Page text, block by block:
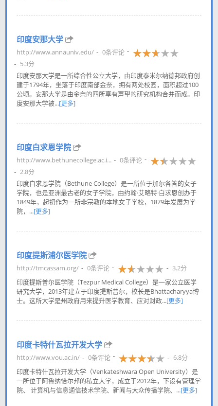
印度安那大学
http://www.annauniv.edu/
0条评论
5.3分
印度安那大学是一所综合性公立大学，由印度泰米尔纳德邦政府创
建于1794年，坐落于印度南部金奈，拥有两处校园，面积超过100
公顷。安那大学是由金奈的四所享有声望的研究机构合并而成。印
度安那大学被...[更多]
印度白求恩学院
http://www.bethunecollege.ac.i...
0条评论
2.8分
印度白求恩学院（Bethune College）是一所位于加尔各答的女子
学院，也是亚洲最古老的女子学院，由约翰·艾略特·白求恩创办于
1849年，起初作为一所非宗教的本地女子学校，1879年发展为学
院，...[更多]
印度提斯浦尔医学院
http://tmcassam.org/ 0条评论
3.2分
印度提斯普尔医学院（Tezpur Medical College）是一家公立医学
研究大学，2013年建立于印度提斯普尔，校长是Bhattacharyya博
士。这所大学是州政府用来提升医学教育、应对财政...[更多]
印度卡特什瓦拉开发大学
http://www.vou.ac.in/ 0条评论
6.8分
印度卡特什瓦拉开发大学（Venkateshwara Open University）是
一所位于阿鲁纳恰尔邦的私立大学，成立于2012年，下设有管理学
院、 计算机与信息通信技术学院、新闻与大众传播学院、...[更多]